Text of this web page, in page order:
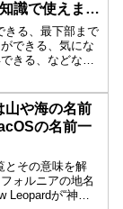
識で使えま
きる、最下部まで
できる、気にな
きる、などな
山や海の名前
の名前一
とその意味を解
ォルニアの地名
Leopardが“神